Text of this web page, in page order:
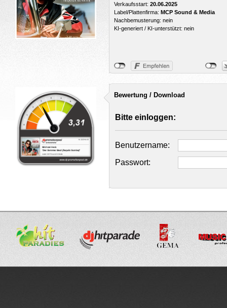
Verkaufsstart: 20.06.2025
Label/Plattenfirma: MCP Sound & Media
Nachbemusterung: nein
KI-generiert / KI-unterstützt: nein
Bewertung / Download
Bitte einloggen:
Benutzername:
Passwort: